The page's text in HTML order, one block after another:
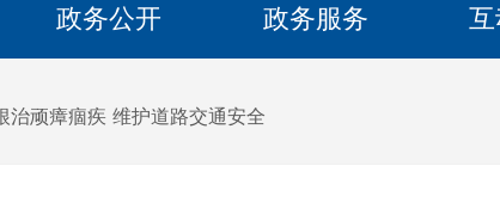
政务公开 政务服务
治顽瘴痼疾 维护道路交通安全